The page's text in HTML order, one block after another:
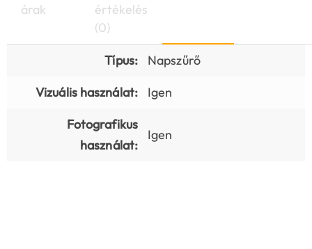
árak
értékelés
(0)
Típus:
Napszűrő
Vizuális használat:
Igen
Fotografikus
használat:
Igen